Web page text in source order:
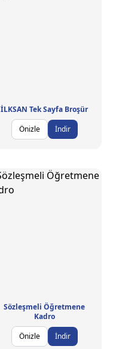
İLKSAN Tek Sayfa Broşür
Önizle
İndir
Sözleşmeli Öğretmene
Kadro
Önizle
İndir